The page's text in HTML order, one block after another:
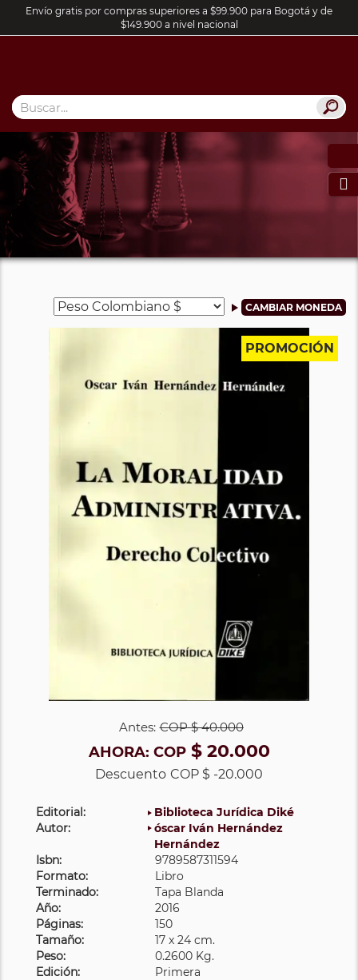
Envío gratis por compras superiores a $99.900 para Bogotá y de
$149.900 a nivel nacional

PROMOCIÓN
Antes: COP$ 40.000
AHORA: COP$ 20.000
Descuento COP $ -20.000
Editorial:
Biblioteca Jurídica Diké
Autor:
óscar Iván Hernández
Hernández
Isbn:
9789587311594
Formato:
Libro
Terminado:
Tapa Blanda
Año:
2016
Páginas:
150
Tamaño:
17 x 24 cm.
Peso:
0.2600 Kg.
Edición:
Primera